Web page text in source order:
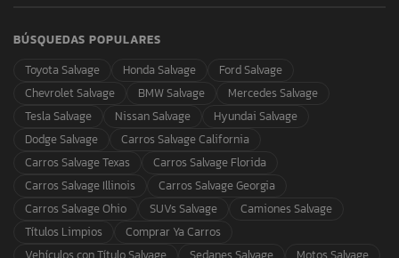
BÚSQUEDAS POPULARES
Toyota Salvage
Honda Salvage
Ford Salvage
Chevrolet Salvage
BMW Salvage
Mercedes Salvage
Tesla Salvage
Nissan Salvage
Hyundai Salvage
Dodge Salvage
Carros Salvage California
Carros Salvage Texas
Carros Salvage Florida
Carros Salvage Illinois
Carros Salvage Georgia
Carros Salvage Ohio
SUVs Salvage
Camiones Salvage
Títulos Limpios
Comprar Ya Carros
Vehículos con Título Salvage
Sedanes Salvage Motos Salvage